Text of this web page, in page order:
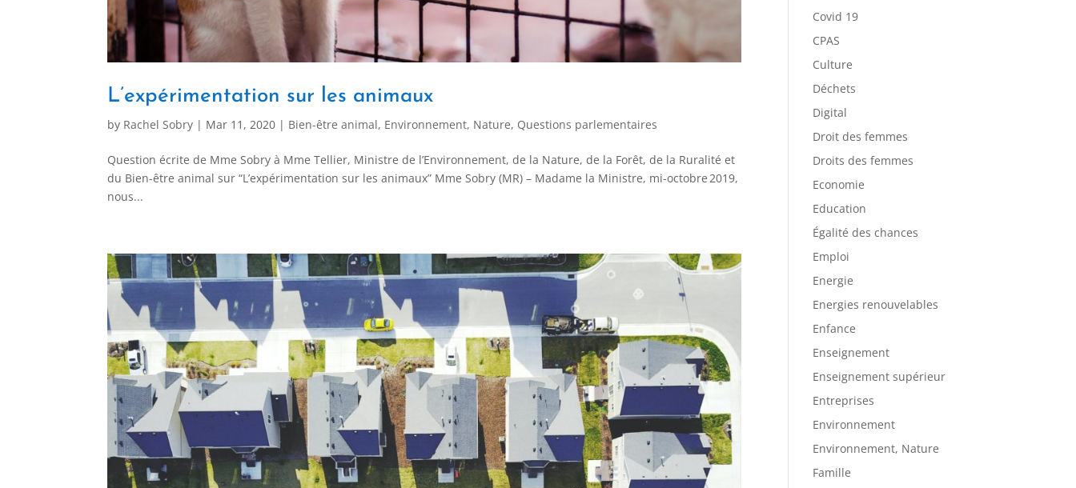
L’expérimentation sur les animaux
by Rachel Sobry | Mar 11, 2020 | Bien-être animal, Environnement, Nature, Questions parlementaires
Question écrite de Mme Sobry à Mme Tellier, Ministre de l’Environnement, de la Nature, de la Forêt, de la Ruralité et
du Bien-être animal sur “L’expérimentation sur les animaux” Mme Sobry (MR) – Madame la Ministre, mi-octobre 2019,
nous...
Covid 19
CPAS
Culture
Déchets
Digital
Droit des femmes
Droits des femmes
Economie
Education
Égalité des chances
Emploi
Energie
Energies renouvelables
Enfance
Enseignement
Enseignement supérieur
Entreprises
Environnement
Environnement, Nature
Famille